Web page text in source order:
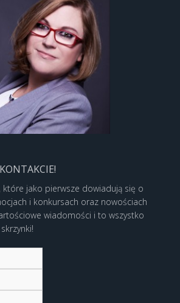
które jako pierwsze dowiadują się o
i konkursach oraz nowościach
wiadomości i to wszystko